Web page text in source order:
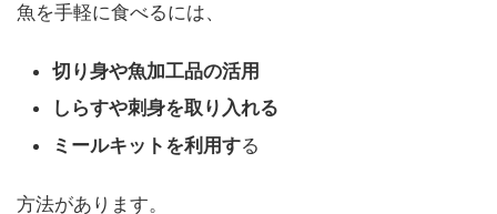
魚を手軽に食べるには、
切り身や魚加工品の活用
しらすや刺身を取り入れる
ミールキットを利用する
方法があります。